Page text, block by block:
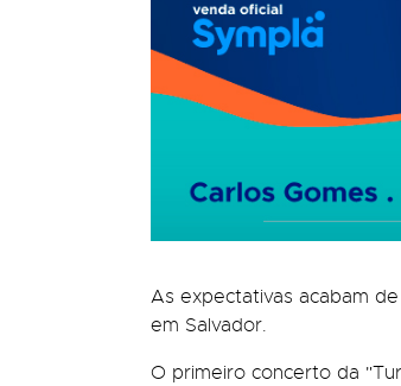
As expectativas acabam
em Salvador.
O primeiro concerto da